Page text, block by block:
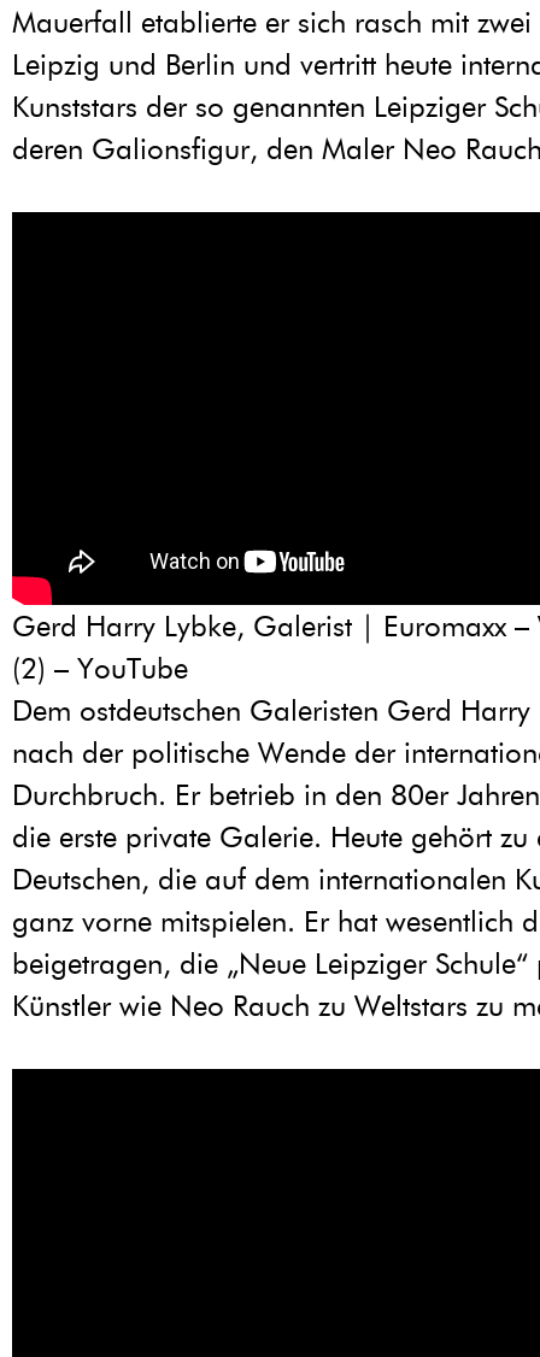
Mauerfall etablierte er sich rasch mit
Leipzig und Berlin und vertritt heute
Kunststars der so genannten Leipziger
deren Galionsfigur, den Maler Neo
Gerd Harry Lybke, Galerist | Euromaxx –
(2) – YouTube
Dem ostdeutschen Galeristen Gerd
nach der politische Wende der
Durchbruch. Er betrieb in den 80er
die erste private Galerie. Heute gehört zu
Deutschen, die auf dem internationalen
ganz vorne mitspielen. Er hat wesentlich
beigetragen, die „Neue Leipziger
Künstler wie Neo Rauch zu Weltstars zu